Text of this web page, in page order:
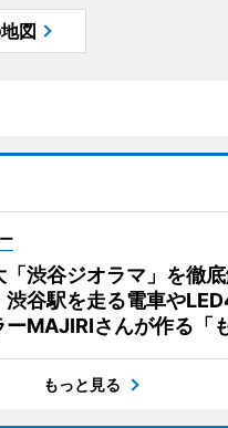
図
「渋谷ジオラマ」を徹
渋谷駅を走る電車や
MAJIRIさんが作る「
もっと見る